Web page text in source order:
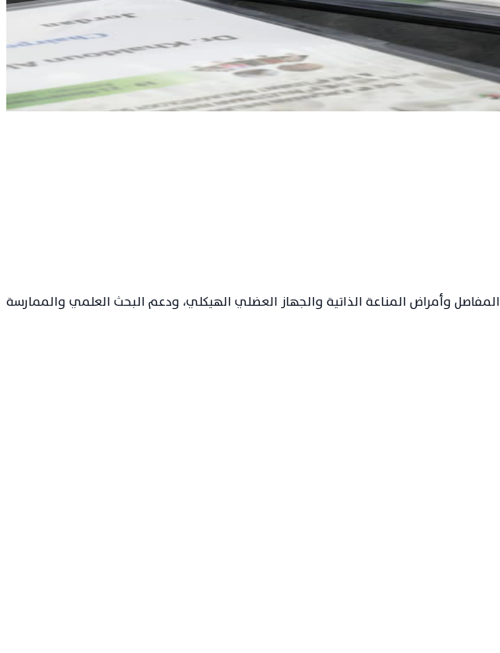
عام 2002 لتقديم أفضل رعاية لمرضى التهاب المفاصل وأمراض المناعة الذاتية والجهاز العضلي الهيكلي، ودعم البحث العلمي والممارسة